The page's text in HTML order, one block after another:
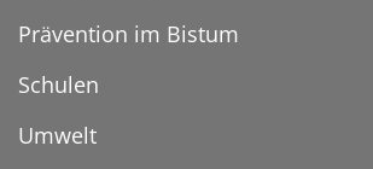
Prävention im Bistum
Schulen
Umwelt